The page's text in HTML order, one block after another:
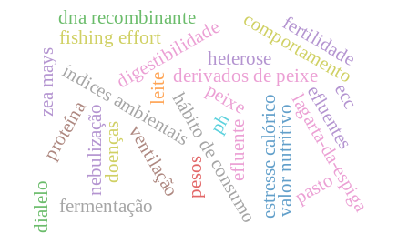
peixe
derivados de peixe
hábito de consumo
comportamento
estresse calórico
índices ambientais
nebulização ventilação
digestibilidade
efluente
fermentação
ph
proteína lagarta-da-espiga
dna recombinante
zea mays
valor nutritivoefluentes
pesos pasto
doenças
leite ecc
fertilidade
fishing effort
dialelo
heterose